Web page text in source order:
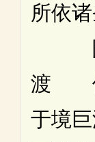
所依
阿
渡
于境